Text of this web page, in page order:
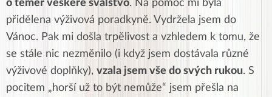
o téměř veškeré svalstvo. Na pomoc mi byla
přidělena výživová poradkyně. Vydržela jsem do
Vánoc. Pak mi došla trpělivost a vzhledem k tomu, že
se stále nic nezměnilo (i když jsem dostávala různé
výživové doplňky), vzala jsem vše do svých rukou. S
pocitem „horší už to být nemůže“ jsem přešla na